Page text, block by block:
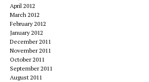
April 2012
March 2012
February 2012
January 2012
December 2011
November 2011
October 2011
September 2011
August 2011